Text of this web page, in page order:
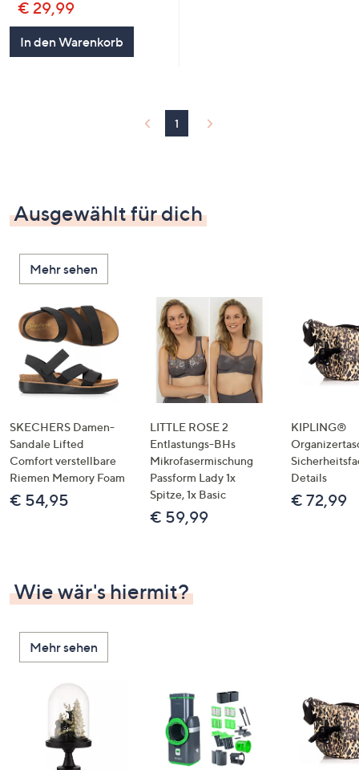
€ 29,99
In den Warenkorb
1
Ausgewählt für dich
Mehr sehen
SKECHERS Damen-
Sandale Lifted
Comfort verstellbare
Riemen Memory Foam
€ 54,95
LITTLE ROSE 2
Entlastungs-BHs
Mikrofasermischung
Passform Lady 1x
Spitze, 1x Basic
€ 59,99
KIPLING®
Details
€ 72,99
Wie wär's hiermit?
Mehr sehen